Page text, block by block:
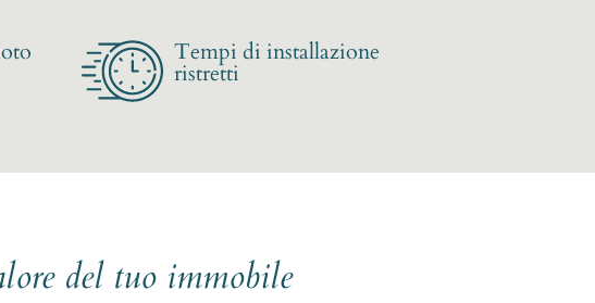
Tempi di installazione
ristretti
del tuo immobile